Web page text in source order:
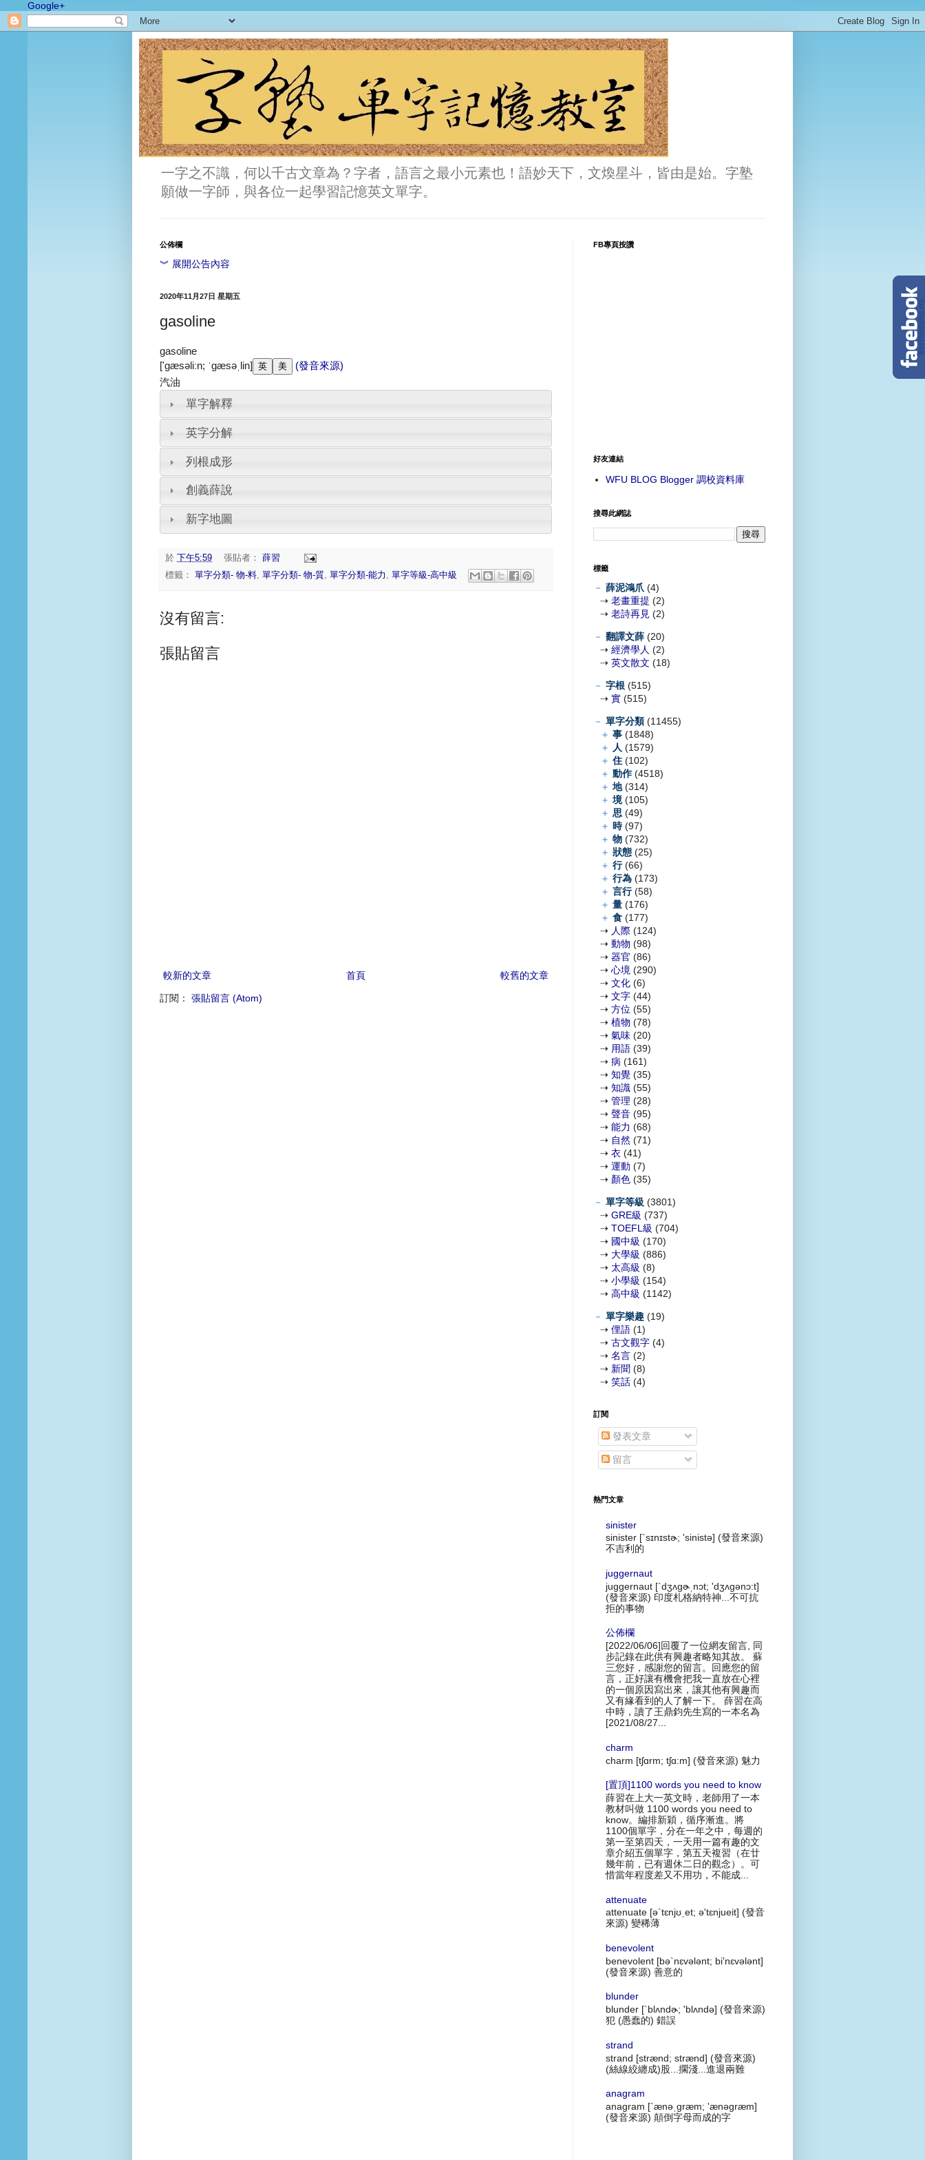
Google+
一字之不識，何以千古文章為？字者，語言之最小元素也！語妙天下，文煥星斗，皆由是始。字塾
願做一字師，與各位一起學習記憶英文單字。
公佈欄
︾ 展開公告內容
2020年11月27日 星期五
gasoline
gasoline
['gæsəliːn; ˈɡæsəˌlin]
(發音來源)
汽油
單字解釋
英字分解
列根成形
創義薛說
新字地圖
於 下午5:59 張貼者： 薛習
標籤： 單字分類- 物-料, 單字分類- 物-質, 單字分類-能力 , 單字等級-高中級
沒有留言:
張貼留言
較新的文章 較舊的文章
首頁
訂閱： 張貼留言 (Atom)
FB專頁按讚
好友連結
WFU BLOG Blogger 調校資料庫
搜尋此網誌
標籤
－ 薛泥鴻爪 (4)
⇢ 老畫重提 (2)
⇢ 老詩再見 (2)
－ 翻譯文薛 (20)
⇢ 經濟學人 (2)
⇢ 英文散文 (18)
－ 字根 (515)
⇢ 實 (515)
－ 單字分類 (11455)
＋ 事 (1848)
＋
人 (1579)
＋ 住 (102)
＋ 動作 (4518)
＋ 地 (314)
＋ 境 (105)
＋ 思 (49)
＋ 時 (97)
＋ 物 (732)
＋ 狀態 (25)
＋ 行 (66)
＋ 行為 (173)
＋ 言行 (58)
＋ 量 (176)
＋ 食 (177)
⇢ 人際 (124)
⇢ 動物 (98)
⇢ 器官 (86)
⇢ 心境 (290)
⇢ 文化 (6)
⇢ 文字 (44)
⇢ 方位 (55)
⇢ 植物 (78)
⇢ 氣味 (20)
⇢ 用語 (39)
⇢ 病 (161)
⇢ 知覺 (35)
⇢ 知識 (55)
⇢ 管理 (28)
⇢ 聲音 (95)
⇢ 能力 (68)
⇢ 自然 (71)
⇢ 衣 (41)
⇢ 運動 (7)
⇢ 顏色 (35)
－ 單字等級 (3801)
⇢ GRE級 (737)
⇢ TOEFL級 (704)
⇢ 國中級 (170)
⇢ 大學級 (886)
⇢ 太高級 (8)
⇢ 小學級 (154)
⇢ 高中級 (1142)
－ 單字樂趣 (19)
⇢ 俚語 (1)
⇢ 古文觀字 (4)
⇢ 名言 (2)
⇢ 新聞 (8)
⇢ 笑話 (4)
訂閱
發表文章
留言
熱門文章
sinister
sinister [`sɪnɪstɚ; 'sinistə] (發音來源)
不吉利的
juggernaut
juggernaut [`dʒʌgɚˌnɔt; 'dʒʌgənɔ:t]
(發音來源) 印度札格納特神...不可抗
拒的事物
公佈欄
[2022/06/06]回覆了一位網友留言, 同
步記錄在此供有興趣者略知其故。 蘇
三您好，感謝您的留言。回應您的留
言，正好讓有機會把我一直放在心裡
的一個原因寫出來，讓其他有興趣而
又有緣看到的人了解一下。 薛習在高
中時，讀了王鼎鈞先生寫的一本名為
[2021/08/27...
charm
charm [tʃɑrm; tʃɑ:m] (發音來源) 魅力
[置頂]1100 words you need to know
薛習在上大一英文時，老師用了一本
教材叫做 1100 words you need to
know。編排新穎，循序漸進。將
1100個單字，分在一年之中，每週的
第一至第四天，一天用一篇有趣的文
章介紹五個單字，第五天複習（在廿
幾年前，已有週休二日的觀念）。可
惜當年程度差又不用功，不能成...
attenuate
attenuate [ə`tɛnjʊˌet; ə'tɛnjueit] (發音
來源) 變稀薄
benevolent
benevolent [bə`nɛvələnt; bi'nɛvələnt]
(發音來源) 善意的
blunder
blunder [`blʌndɚ; 'blʌndə] (發音來源)
犯 (愚蠢的) 錯誤
strand
strand [strænd; strænd] (發音來源)
(絲線絞纏成)股...擱淺...進退兩難
anagram
anagram [`ænəˌgræm; 'ænəgræm]
(發音來源) 顛倒字母而成的字